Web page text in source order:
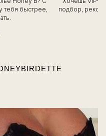
тебя быстрее,
подбор,